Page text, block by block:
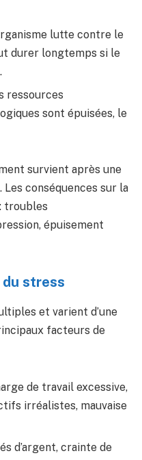
lutte contre le
durer longtemps si le
ressources
sont épuisées, le
survient après une
conséquences sur la
troubles
épuisement
du stress
et varient d’une
facteurs de
de travail excessive,
irréalistes, mauvaise
d’argent, crainte de